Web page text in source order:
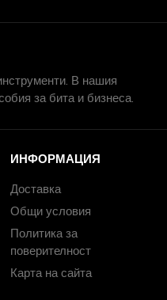
В нашия
за бита и бизнеса.
ИНФОРМАЦИЯ
Доставка
Общи условия
Политика за
поверителност
Карта на сайта